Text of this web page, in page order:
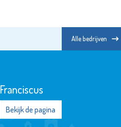
Alle bedrijven
Franciscus
Bekijk de pagina